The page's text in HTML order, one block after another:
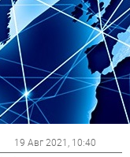
19 Авг 2021 , 10:40